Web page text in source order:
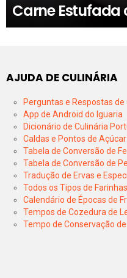
Carne Estufada
AJUDA DE CULINÁRIA
Perguntas e Respostas de
App de Android do Iguaria
Dicionário de Culinária
Caldas e Pontos de Açúcar
Tabela de Conversão de
Tabela de Conversão de
Tradução de Ervas e
Todos os Tipos de Farinhas
Calendário de Épocas de
Tempos de Cozedura de
Tempo de Conservação